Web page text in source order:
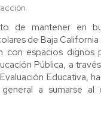
de mantener en
de Baja California
con espacios dignos
Pública, a
Educativa,
a sumarse al